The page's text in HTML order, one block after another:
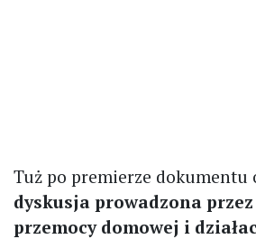
Tuż po premierze dokumentu
dyskusja prowadzona
przemocy domowej i